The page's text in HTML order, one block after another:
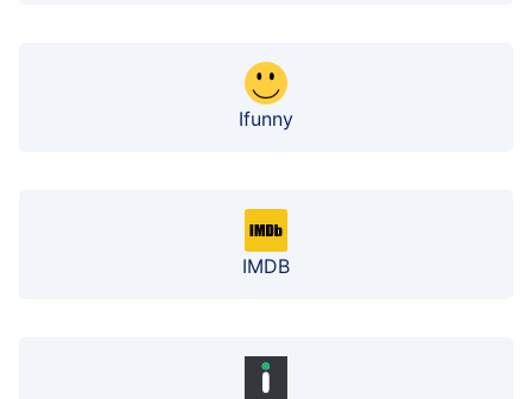
Ifunny
IMDB